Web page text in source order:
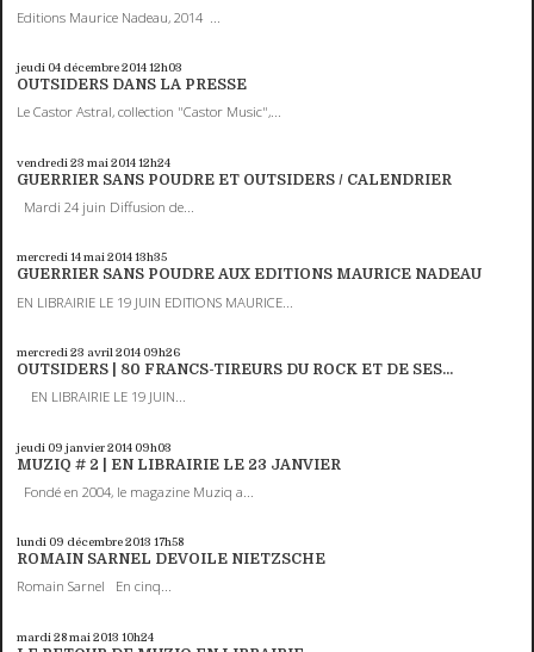
Editions Maurice Nadeau, 2014 ...
jeudi 04 décembre 201412h03
OUTSIDERS DANS LA PRESSE
Le Castor Astral, collection "Castor Music",...
vendredi 23 mai 201412h24
GUERRIER SANS POUDRE ET OUTSIDERS / CALENDRIER
Mardi 24 juin Diffusion de...
mercredi 14mai 201413h35
GUERRIER SANS POUDRE AUX EDITIONS MAURICE NADEAU
EN LIBRAIRIE LE 19 JUIN EDITIONS MAURICE...
mercredi 23 avril 2014 09h26
OUTSIDERS | 80 FRANCS-TIREURS DU ROCK ET DE SES...
EN LIBRAIRIE LE 19 JUIN...
jeudi 09 janvier 2014 09h03
MUZIQ # 2 | EN LIBRAIRIE LE 23 JANVIER
Fondé en 2004, le magazine Muziq a...
lundi 09 décembre 2013 17h58
ROMAIN SARNEL DEVOILE NIETZSCHE
Romain Sarnel En cinq...
mardi 28mai 2013 10h24